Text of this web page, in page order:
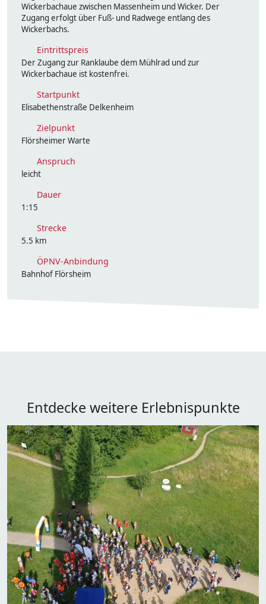
Wickerbachaue zwischen Massenheim und Wicker. Der
Zugang erfolgt über Fuß- und Radwege entlang des
Wickerbachs.
Eintrittspreis
Der Zugang zur Ranklaube dem Mühlrad und zur
Wickerbachaue ist kostenfrei.
Startpunkt
Elisabethenstraße Delkenheim
Zielpunkt
Flörsheimer Warte
Anspruch
leicht
Dauer
1:15
Strecke
5.5 km
ÖPNV-Anbindung
Bahnhof Flörsheim
Entdecke weitere Erlebnispunkte